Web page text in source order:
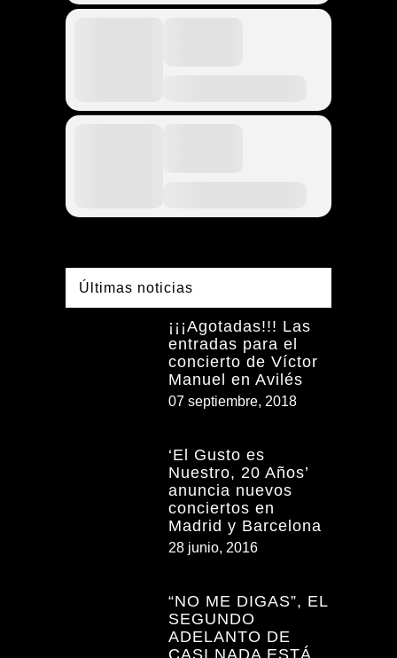
Últimas noticias
¡¡¡Agotadas!!! Las
entradas para el
concierto de Víctor
Manuel en Avilés
07 septiembre, 2018
‘El Gusto es
Nuestro, 20 Años’
anuncia nuevos
conciertos en
Madrid y Barcelona
28 junio, 2016
“NO ME DIGAS”, EL
SEGUNDO
ADELANTO DE
CASI NADA ESTÁ